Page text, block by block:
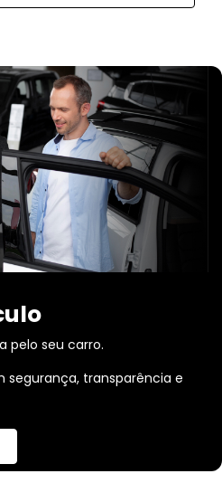
pelo seu carro.
segurança, transparência e